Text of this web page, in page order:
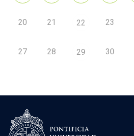
20 21 22 23
27 28 29 30